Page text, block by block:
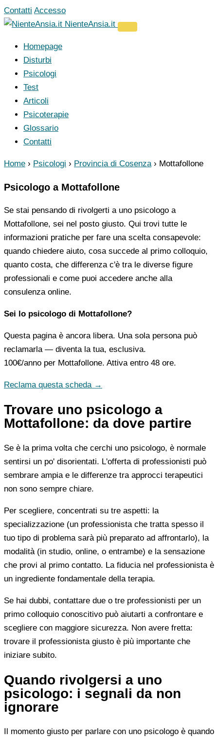
Vai
al
Contatti Accesso
NienteAnsia.it
Homepage
Disturbi
Psicologi
Test
Articoli
Psicoterapie
Glossario
Contatti
Home › Psicologi › Provincia di Cosenza › Mottafollone
Psicologo a Mottafollone
Se stai pensando di rivolgerti a uno psicologo a
Mottafollone, sei nel posto giusto. Qui trovi tutte le
informazioni pratiche per fare una scelta consapevole:
quando chiedere aiuto, cosa succede al primo colloquio,
quanto costa, che differenza c'è tra le diverse figure
professionali e come puoi accedere anche alla
consulenza online.
Sei lo psicologo di Mottafollone?
Questa pagina è ancora libera. Una sola persona può
reclamarla — diventa la tua, esclusiva.
100€/anno per Mottafollone. Attiva entro 48 ore.
Reclama questa scheda →
Trovare uno psicologo a
Mottafollone: da dove partire
Se è la prima volta che cerchi uno psicologo, è normale
sentirsi un po' disorientati. L'offerta di professionisti può
sembrare ampia e le differenze tra approcci terapeutici
non sono sempre chiare.
Per scegliere, concentrati su tre aspetti: la
specializzazione (un professionista che tratta spesso il
tuo tipo di problema sarà più preparato ad affrontarlo), la
modalità (in studio, online, o entrambe) e la sensazione
che provi al primo contatto. La fiducia nel professionista è
un ingrediente fondamentale della terapia.
Se hai dubbi, contattare due o tre professionisti per un
primo colloquio conoscitivo può aiutarti a confrontare e
scegliere con maggiore sicurezza. Non avere fretta:
trovare il professionista giusto è più importante che
iniziare subito.
Quando rivolgersi a uno
psicologo: i segnali da non
ignorare
Il momento giusto per parlare con uno psicologo è quando